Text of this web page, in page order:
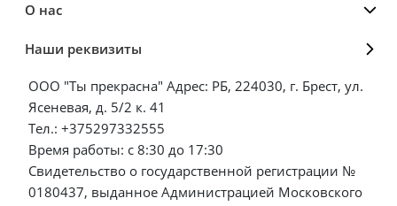
О нас
Наши реквизиты
ООО "Ты прекрасна" Адрес: РБ, 224030, г. Брест, ул.
Ясеневая, д. 5/2 к. 41
Тел.: +375297332555
Время работы: с 8:30 до 17:30
Свидетельство о государственной регистрации №
0180437, выданное Администрацией Московского